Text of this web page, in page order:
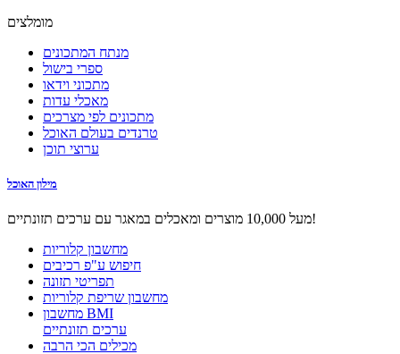
מומלצים
מנתח המתכונים
ספרי בישול
מתכוני וידאו
מאכלי עדות
מתכונים לפי מצרכים
טרנדים בעולם האוכל
ערוצי תוכן
מילון האוכל
מעל 10,000 מוצרים ומאכלים במאגר עם ערכים תזונתיים!
מחשבון קלוריות
חיפוש ע"פ רכיבים
תפריטי תזונה
מחשבון שריפת קלוריות
מחשבון BMI
ערכים תזונתיים
מכילים הכי הרבה